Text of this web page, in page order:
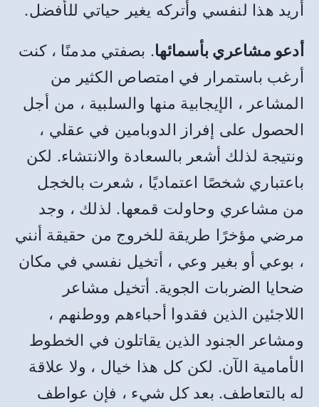
أريد هذا لنفسي وأتركه يغير حياتي للأفضل.
أدعو مشاعري بأسمائها. بصفتي مدمنًا ، كنت
أرغب باستمرار في امتصاص الكثير من
المشاعر ، الإيجابية منها والسلبية ، من أجل
الحصول على إفراز الدوبامين في عقلي ،
ونتيجة لذلك أشعر بالسعادة والانتشاء. لكن
باعتباري شخصًا اعتماديًا ، شعرت بالخجل
من مشاعري وحاولت قمعها. لذلك ، وجد
مرضي مؤخرًا طريقة للخروج من حقيقة أنني
، بوعي أو بغير وعي ، أتخيل نفسي في مكان
ضحايا الضربات الجوية. أتخيل مشاعر
اللاجئين الذين فقدوا أحباءهم ووطنهم ،
ومشاعر الجنود الذين يقاتلون في الخطوط
الأمامية الآن. لكن كل هذا خيال ، ولا علاقة
له بالتعاطف. بعد كل شيء ، فإن عواطف